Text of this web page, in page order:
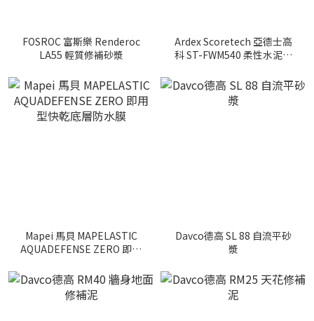
FOSROC 富斯樂 Renderoc
LA55 輕質修補砂漿
Ardex Scoretech 亞德士高
科 ST-FWM540 柔性水泥基
Mapei 馬貝 MAPELASTIC
AQUADEFENSE ZERO 即用
Davco德高 SL 88 自流平砂
漿